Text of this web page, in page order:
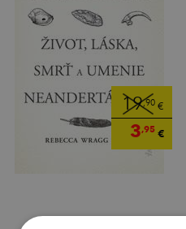
19,90€
3,95€